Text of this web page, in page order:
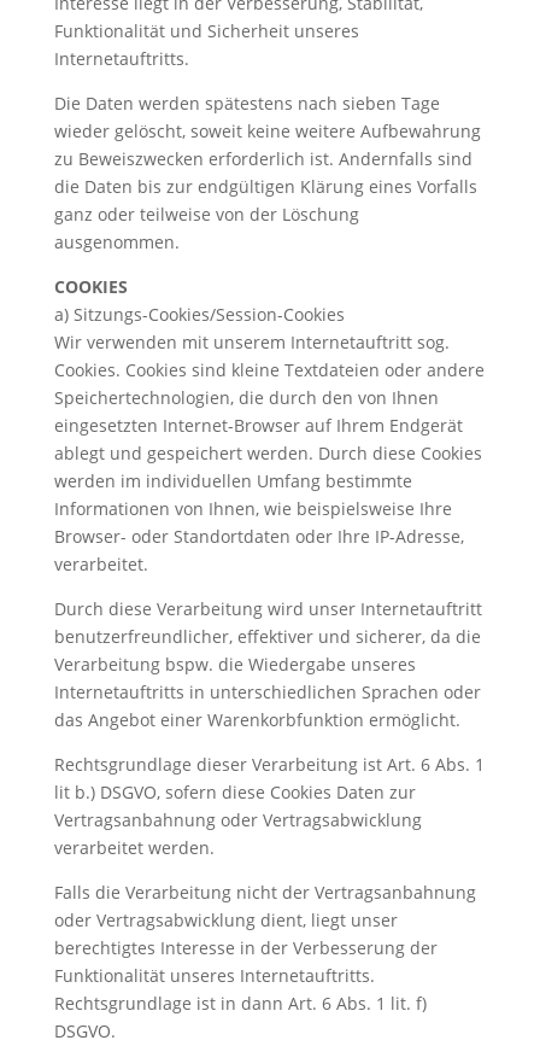
Funktionalität und Sicherheit unseres
Internetauftritts.
Die Daten werden spätestens nach sieben Tage
wieder gelöscht, soweit keine weitere Aufbewahrung
zu Beweiszwecken erforderlich ist. Andernfalls sind
die Daten bis zur endgültigen Klärung eines Vorfalls
ganz oder teilweise von der Löschung
ausgenommen.
COOKIES
a) Sitzungs-Cookies/Session-Cookies
Wir verwenden mit unserem Internetauftritt sog.
Cookies. Cookies sind kleine Textdateien oder andere
Speichertechnologien, die durch den von Ihnen
eingesetzten Internet-Browser auf Ihrem Endgerät
ablegt und gespeichert werden. Durch diese Cookies
werden im individuellen Umfang bestimmte
Informationen von Ihnen, wie beispielsweise Ihre
Browser- oder Standortdaten oder Ihre IP-Adresse,
verarbeitet.
Durch diese Verarbeitung wird unser Internetauftritt
benutzerfreundlicher, effektiver und sicherer, da die
Verarbeitung bspw. die Wiedergabe unseres
Internetauftritts in unterschiedlichen Sprachen oder
das Angebot einer Warenkorbfunktion ermöglicht.
Rechtsgrundlage dieser Verarbeitung ist Art. 6 Abs. 1
lit b.) DSGVO, sofern diese Cookies Daten zur
Vertragsanbahnung oder Vertragsabwicklung
verarbeitet werden.
Falls die Verarbeitung nicht der Vertragsanbahnung
oder Vertragsabwicklung dient, liegt unser
berechtigtes Interesse in der Verbesserung der
Funktionalität unseres Internetauftritts.
Rechtsgrundlage ist in dann Art. 6 Abs. 1 lit. f)
DSGVO.